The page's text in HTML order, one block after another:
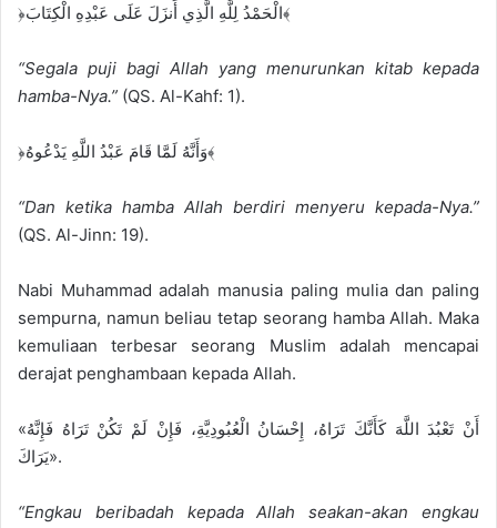
﴿الْحَمْدُ لِلَّهِ الَّذِي أَنزَلَ عَلَى عَبْدِهِ الْكِتَابَ﴾
“Segala puji bagi Allah yang menurunkan kitab kepada
hamba-Nya.” (QS. Al-Kahf: 1).
﴿وَأَنَّهُ لَمَّا قَامَ عَبْدُ اللَّهِ يَدْعُوهُ﴾
“Dan ketika hamba Allah berdiri menyeru kepada-Nya.”
(QS. Al-Jinn: 19).
Nabi Muhammad adalah manusia paling mulia dan paling
sempurna, namun beliau tetap seorang hamba Allah. Maka
kemuliaan terbesar seorang Muslim adalah mencapai
derajat penghambaan kepada Allah.
«أَنْ تَعْبُدَ اللَّهَ كَأَنَّكَ تَرَاهُ، إِحْسَانُ الْعُبُودِيَّةِ، فَإِنْ لَمْ تَكُنْ تَرَاهُ فَإِنَّهُ
يَرَاكَ».
“Engkau beribadah kepada Allah seakan-akan engkau